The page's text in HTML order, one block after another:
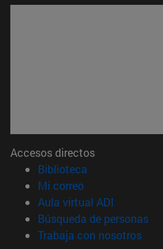
Accesos directos
Biblioteca
Mi correo(abre en nueva
Aula virtual ADI
Búsqueda de personas
Trabaja con nosotros